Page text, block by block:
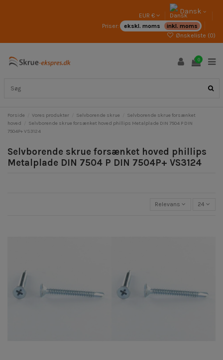
EUR € Dansk
Priser: ekskl. moms
inkl. moms
Ønskeliste (0)
0
Forside Vores produkter Selvborende skrue
Selvborende skrue forsænket
hoved
Selvborende skrue forsænket hoved phillips Metalplade DIN 7504 P DIN
7504P+ VS3124
Selvborende skrue forsænket hoved phillips
Metalplade DIN 7504 P DIN 7504P+ VS3124
Relevans 24